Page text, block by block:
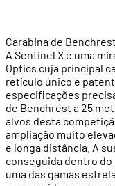
Carabina de
A Sentinel X é uma
Optics cuja principal
retículo único e
especificações
de Benchrest a 25
alvos desta
ampliação muito
e longa distância. A
conseguida dentro
uma das gamas